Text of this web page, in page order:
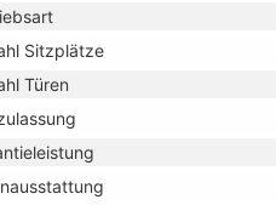
Sitzplätze
Türen